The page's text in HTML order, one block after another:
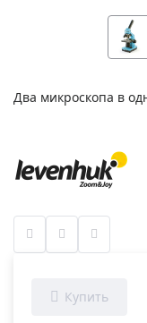
Два микроскопа в